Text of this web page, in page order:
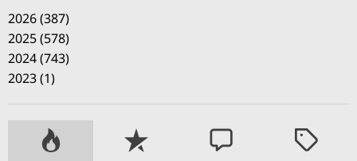
2026 (387)
2025 (578)
2024 (743)
2023 (1)
P
R
C
T